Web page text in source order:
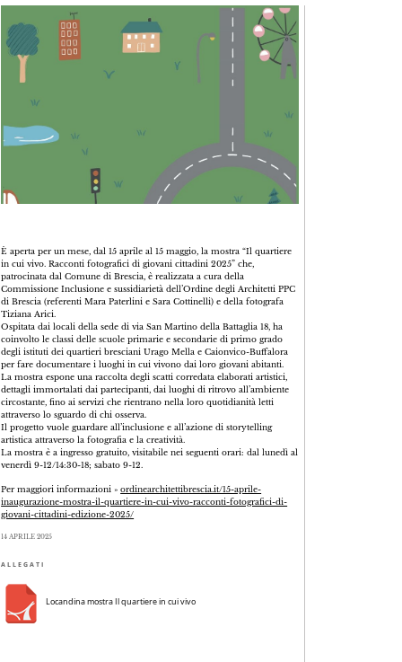
È aperta per un mese, dal 15 aprile al 15 maggio, la mostra “Il quartiere
in cui vivo. Racconti fotografici di giovani cittadini 2025” che,
patrocinata dal Comune di Brescia, è realizzata a cura della
Commissione Inclusione e sussidiarietà dell’Ordine degli Architetti PPC
di Brescia (referenti Mara Paterlini e Sara Cottinelli) e della fotografa
Tiziana Arici.
Ospitata dai locali della sede di via San Martino della Battaglia 18, ha
coinvolto le classi delle scuole primarie e secondarie di primo grado
degli istituti dei quartieri bresciani Urago Mella e Caionvico-Buffalora
per fare documentare i luoghi in cui vivono dai loro giovani abitanti.
La mostra espone una raccolta degli scatti corredata elaborati artistici,
dettagli immortalati dai partecipanti, dai luoghi di ritrovo all’ambiente
circostante, fino ai servizi che rientrano nella loro quotidianità letti
attraverso lo sguardo di chi osserva.
Il progetto vuole guardare all’inclusione e all’azione di storytelling
artistica attraverso la fotografia e la creatività.
La mostra è a ingresso gratuito, visitabile nei seguenti orari: dal lunedì al
venerdì 9-12/14:30-18; sabato 9-12.
Per maggiori informazioni »ordinearchitettibrescia.it/15-aprile-
inaugurazione-mostra-il-quartiere-in-cui-vivo-racconti-fotografici-di-
giovani-cittadini-edizione-2025/
14 APRILE 2025
ALLEGATI
Locandina mostra Il quartiere in cui vivo